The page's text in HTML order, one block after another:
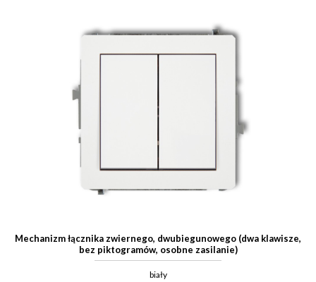
Mechanizm łącznika zwiernego, dwubiegunowego (dwa klawisze,
bez piktogramów, osobne zasilanie)
biały